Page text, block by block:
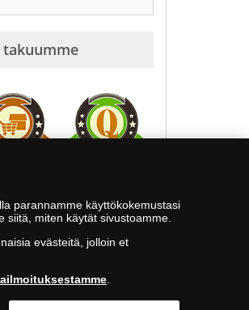
takuumme
80 80 40
parannamme käyttökokemustasi
miten käytät sivustoamme.
evästeitä, jolloin et